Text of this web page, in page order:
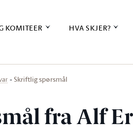
KOMITEER HVA SKJER?
Skriftlig spørsmål
fra Alf